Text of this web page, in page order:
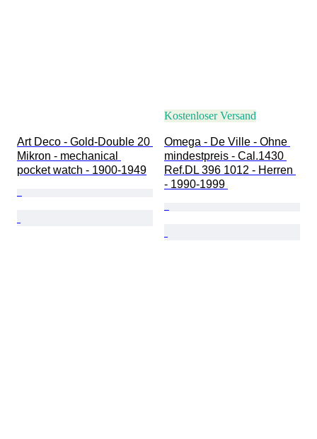
Art Deco - Gold-Double 20
Mikron - mechanical
pocket watch - 1900-1949
Kostenloser Versand
Omega - De Ville - Ohne
mindestpreis - Cal.1430
Ref.DL 396 1012 - Herren
- 1990-1999